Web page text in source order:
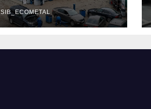
описание услуг и
режим работы
SIB_ECOMETAL